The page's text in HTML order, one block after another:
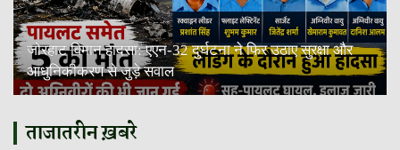
जोरहाट विमान हादसा: एएन-32 दुर्घटना ने फिर उठाए सुरक्षा और
आधुनिकीकरण से जुड़े सवाल
ताजातरीन ख़बरे